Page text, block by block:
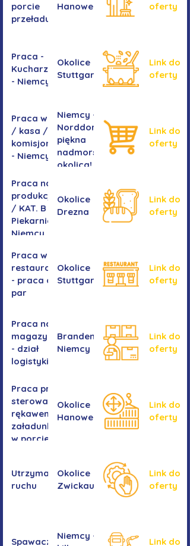
porcie
przeładunkowym
Hanoweru
oferty
Praca -
Kucharz/kucharka
- Niemcy
Okolice
Stuttgartu
Link do
oferty
Praca w sklepie
/ kasa /
komisjonowanie
- Niemcy
Niemcy -
Norddorf -
piękna
nadmorska
okolica!
Link do
oferty
Praca na
produkcji
/ KAT. B -
Piekarnia
Niemcy
Okolice
Drezna
Link do
oferty
Praca w
restauracji
- praca dla
par
Okolice
Stuttgartu
Link do
oferty
Praca na
magazynie
- dział
logistyki
Brandenburgia,
Niemcy
Link do
oferty
Praca przy
sterowaniu
rękawem
załadunkowym
w porcie
Okolice
Hanower
Link do
oferty
Utrzymanie
ruchu
Okolice
Zwickau
Link do
oferty
Spawacz/spawaczka
Niemcy -
Link do